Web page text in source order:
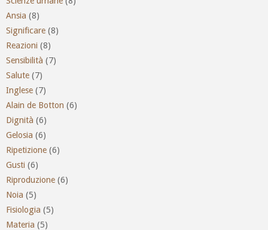
Ansia (8)
Significare (8)
Reazioni (8)
Sensibilità (7)
Salute (7)
Inglese (7)
Alain de Botton (6)
Dignità (6)
Gelosia (6)
Ripetizione (6)
Gusti (6)
Riproduzione (6)
Noia (5)
Fisiologia (5)
Materia (5)